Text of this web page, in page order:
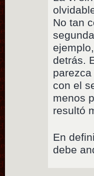
No tan
detrás.
con el
menos
resultó
En
debe